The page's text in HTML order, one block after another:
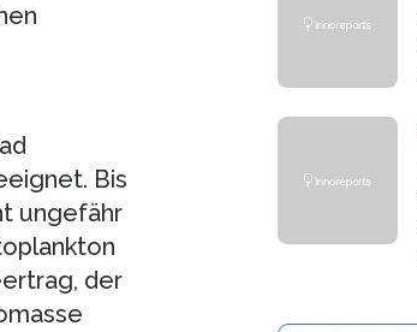
Bis
ungefähr
der